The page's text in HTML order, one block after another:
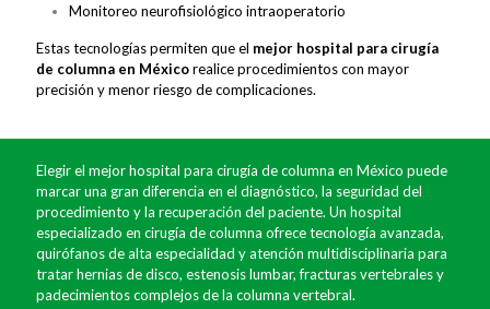
Monitoreo neurofisiológico intraoperatorio
Estas tecnologías permiten que el mejor hospital para cirugía
de columna en Méxicorealice procedimientos con mayor
precisión y menor riesgo de complicaciones.
Elegir el mejor hospital para cirugía de columna en México puede
marcar una gran diferencia en el diagnóstico, la seguridad del
procedimiento y la recuperación del paciente. Un hospital
especializado en cirugía de columna ofrece tecnología avanzada,
quirófanos de alta especialidad y atención multidisciplinaria para
tratar hernias de disco, estenosis lumbar, fracturas vertebrales y
padecimientos complejos de la columna vertebral.